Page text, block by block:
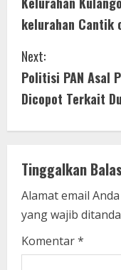
o
n
t
i
n
u
e
R
e
kelurahan Cantik
Next:
Politisi PAN Asal
Dicopot Terkait
Tinggalkan
Alamat email
yang wajib
Komentar*